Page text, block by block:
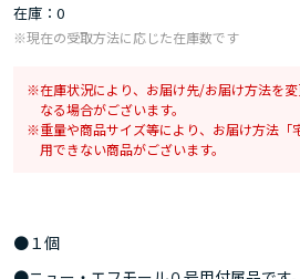
在庫 0
※現在の受取方法に応じた在庫数です
在庫状況により、お届け先/お届け方法を
なる場合がございます。
重量や商品サイズ等により、お届け方法「
用できない商品がございます。
●１個